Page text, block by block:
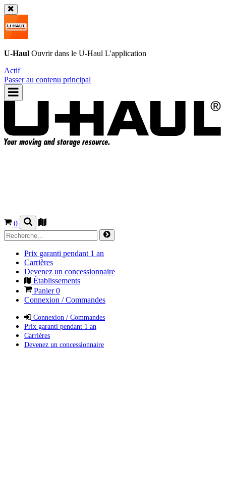
U-Haul Ouvrir dans le U-Haul L'application
Actif
Passer au contenu principal
0
Prix garanti pendant 1 an
Carrières
Devenez un concessionnaire
Établissements
Panier0
Connexion / Commandes
Connexion / Commandes
Prix garanti pendant 1 an
Carrières
Devenez un concessionnaire